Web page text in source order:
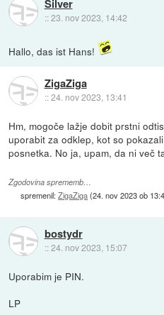
Silver
::23. nov 2023, 14:42
Hallo, das ist Hans!
ZigaZiga
::24. nov 2023, 13:41
Hm, mogoče lažje dobit prstni
uporabit za odklep, kot so
posnetka. No ja, upam, da ni več
Zgodovina sprememb…
spremenil:ZigaZiga(24. nov 2023 ob
bostydr
::24. nov 2023, 15:07
Uporabim je PIN.
LP